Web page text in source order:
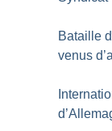
Bataille
venus